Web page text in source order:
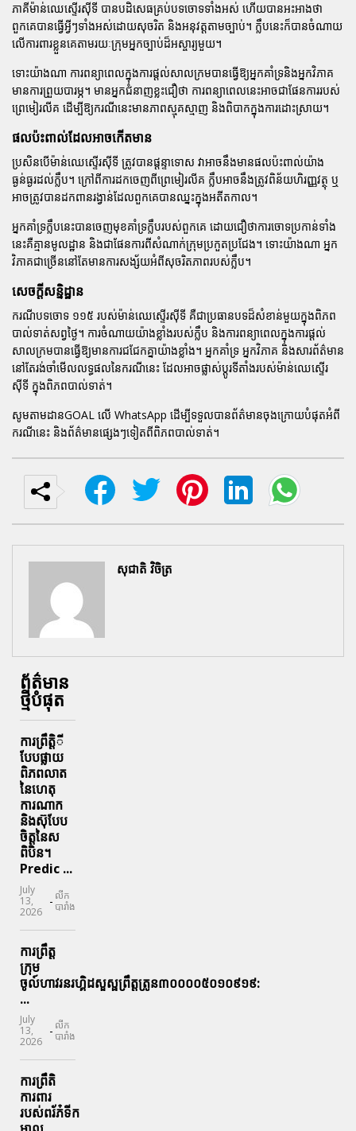
ភាគីម៉ាន់ឈេស្ទើរស៊ីទី បានបដិសេធគ្រប់បទចោទទាំងអស់ ហើយបានអះអាងថា
ពួកគេបានធ្វើអ្វីៗទាំងអស់ដោយសុចរិត និងអនុវត្តតាមច្បាប់។ ក្លឹបនេះក៏បានចំណាយ
លើការពារខ្លួនគេតាមរយៈក្រុមអ្នកច្បាប់ដ៏អស្ចារ្យមួយ។
ទោះយ៉ាងណា ការពន្យាពេលក្នុងការផ្តល់សាលក្រមបានធ្វើឱ្យអ្នកគាំទ្រនិងអ្នកវិភាគ
មានការព្រួយបារម្ភ។ មានអ្នកជំនាញខ្លះជឿថា ការពន្យាពេលនេះអាចជាផែនការរបស់
ព្រេមៀរលីគ ដើម្បីឱ្យករណីនេះមានភាពស្មុគស្មាញ និងពិបាកក្នុងការដោះស្រាយ។
ផលប៉ះពាល់ដែលអាចកើតមាន
ប្រសិនបើម៉ាន់ឈេស្ទើរស៊ីទី ត្រូវបានផ្តន្ទាទោស វាអាចនឹងមានផលប៉ះពាល់យ៉ាង
ធ្ងន់ធ្ងរដល់ក្លឹប។ ក្រៅពីការដកចេញពីព្រេមៀរលីគ ក្លឹបអាចនឹងត្រូវពិន័យហិរញ្ញវត្ថុ ឬ
អាចត្រូវបានដកពានរង្វាន់ដែលពួកគេបានឈ្នះក្នុងអតីតកាល។
អ្នកគាំទ្រក្លឹបនេះបានចេញមុខគាំទ្រក្លឹបរបស់ពួកគេ ដោយជឿថាការចោទប្រកាន់ទាំង
នេះគឺគ្មានមូលដ្ឋាន និងជាផែនការពីសំណាក់ក្រុមប្រកួតប្រជែង។ ទោះយ៉ាងណា អ្នក
វិភាគជាច្រើននៅតែមានការសង្ស័យអំពីសុចរិតភាពរបស់ក្លឹប។
សេចក្តីសន្និដ្ឋាន
ករណីបទចោទ ១១៥ របស់ម៉ាន់ឈេស្ទើរស៊ីទី គឺជាប្រធានបទដ៏សំខាន់មួយក្នុងពិភព
បាល់ទាត់សព្វថ្ងៃ។ ការចំណាយយ៉ាងខ្លាំងរបស់ក្លឹប និងការពន្យាពេលក្នុងការផ្តល់
សាលក្រមបានធ្វើឱ្យមានការជជែកគ្នាយ៉ាងខ្លាំង។ អ្នកគាំទ្រ អ្នកវិភាគ និងសារព័ត៌មាន
នៅតែរង់ចាំមើលលទ្ធផលនៃករណីនេះ ដែលអាចផ្លាស់ប្តូរទីតាំងរបស់ម៉ាន់ឈេស្ទើរ
ស៊ីទី ក្នុងពិភពបាល់ទាត់។
សូមតាមដានGOAL លើ WhatsApp ដើម្បីទទួលបានព័ត៌មានចុងក្រោយបំផុតអំពី
ករណីនេះ និងព័ត៌មានផ្សេងៗទៀតពីពិភពបាល់ទាត់។
សុជាតិ វិចិត្រ
ព័ត៌មាន
ថ្មីបំផុត
ការព្រឹតិ្តី
បែបផ្លាយ
ពិភពលាត
នៃហេតុ
ការណាក
និងស៊ុបែប
ចិត្តនៃស
ពិបិន។
Predic ...
July
13,
2026
- លីក
បារាំង
ការព្រឹត្ត
ក្រុម
ចូល៍ហាវរនរហ្គិដសួស្ផព្រឹត្តត្រូន៣០០០០៥០១០៩១៩:
...
July
13,
2026
- លីក
បារាំង
ការព្រឹតិ
ការពារ
របស់ពរ័ភ៎ទីក